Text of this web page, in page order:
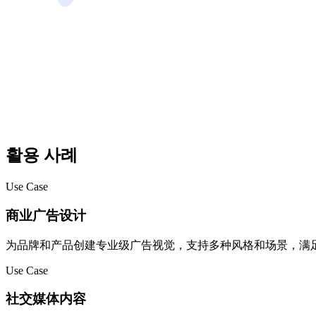
활용 사례
Use Case
商业广告设计
为品牌和产品创建专业级广告视觉，支持多种风格和场景，满
Use Case
社交媒体内容